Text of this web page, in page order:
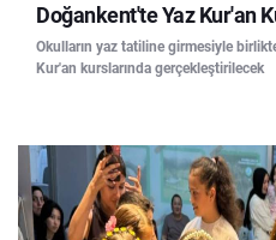
Doğankent'te Yaz Kur'an
Okulların yaz tatiline girmesiyle
Kur'an kurslarında gerçekleştirilecek